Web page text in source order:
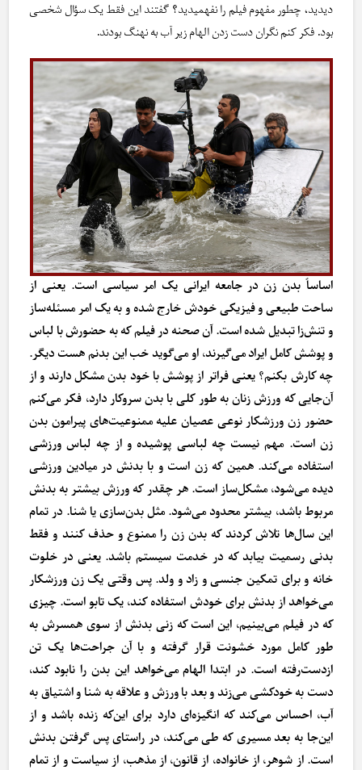
دیدید، چطور مفهوم فیلم را نفهمیدید؟ گفتند این فقط یک سؤال شخصی
بود. فکر کنم نگران دست زدن الهام زیر آب به نهنگ بودند.
اساساً بدن زن در جامعه ایرانی یک امر سیاسی است. یعنی از
ساحت طبیعی و فیزیکی خودش خارج شده و به یک امر مسئله‌ساز
و تنش‌زا تبدیل شده است. آن صحنه در فیلم که به حضورش با لباس
و پوشش کامل ایراد می‌گیرند، او می‌گوید خب این بدنم هست دیگر.
چه کارش بکنم؟ یعنی فراتر از پوشش با خود بدن مشکل دارند و از
آن‌جایی که ورزش زنان به طور کلی با بدن سروکار دارد، فکر می‌کنم
حضور زن ورزشکار نوعی عصیان علیه ممنوعیت‌های پیرامون بدن
زن است. مهم نیست چه لباسی پوشیده و از چه لباس ورزشی
استفاده می‌کند. همین که زن است و با بدنش در میادین ورزشی
دیده می‌شود، مشکل‌ساز است. هر چقدر که ورزش بیشتر به بدنش
مربوط باشد، بیشتر محدود می‌شود. مثل بدن‌سازی یا شنا. در تمام
این سال‌ها تلاش کردند که بدن زن را ممنوع و حذف کنند و فقط
بدنی رسمیت بیابد که در خدمت سیستم باشد. یعنی در خلوت
خانه و برای تمکین جنسی و زاد و ولد. پس وقتی یک زن ورزشکار
می‌خواهد از بدنش برای خودش استفاده کند، یک تابو است. چیزی
که در فیلم می‌بینیم، این است که زنی بدنش از سوی همسرش به
طور کامل مورد خشونت قرار گرفته و با آن جراحت‌ها یک تن
ازدست‌رفته است. در ابتدا الهام می‌خواهد این بدن را نابود کند،
دست به خودکشی می‌زند و بعد با ورزش و علاقه به شنا و اشتیاق به
آب، احساس می‌کند که انگیزه‌ای دارد برای این‌که زنده باشد و از
این‌جا به بعد مسیری که طی می‌کند، در راستای پس گرفتن بدنش
است. از شوهر، از خانواده، از قانون، از مذهب، از سیاست و از تمام